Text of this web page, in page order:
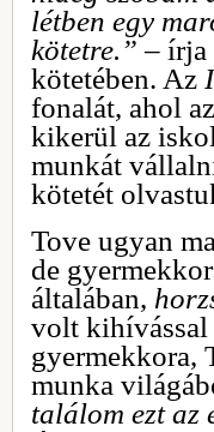
létben egy
kötetre.” – írja
kötetében. Az
fonalát, ahol
kikerül az
munkát
kötetét
Tove ugyan
de
általában,
volt kihívással
gyermekkora,
munka
találom ezt az